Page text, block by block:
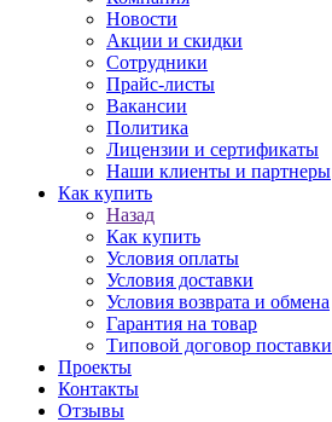
Новости
Акции и скидки
Сотрудники
Прайс-листы
Вакансии
Политика
Лицензии и сертификаты
Наши клиенты и партнеры
Как купить
Назад
Как купить
Условия оплаты
Условия доставки
Условия возврата и обмена
Гарантия на товар
Типовой договор поставки
Проекты
Контакты
Отзывы